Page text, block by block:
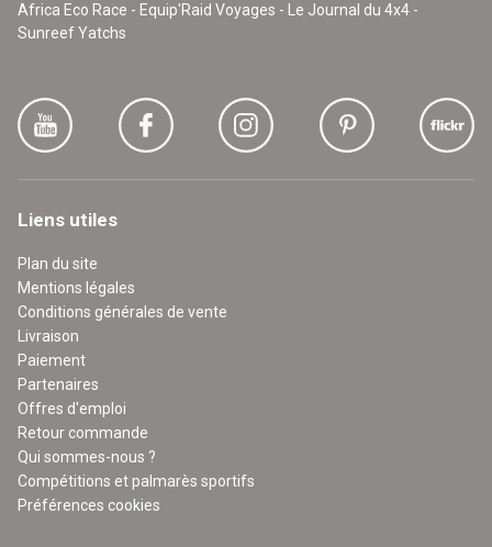
Africa Eco Race - Equip'Raid Voyages - Le Journal du 4x4 -
Sunreef Yatchs
Liens utiles
Plan du site
Mentions légales
Conditions générales de vente
Livraison
Paiement
Partenaires
Offres d'emploi
Retour commande
Qui sommes-nous ?
Compétitions et palmarès sportifs
Préférences cookies